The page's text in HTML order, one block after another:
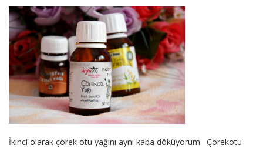
İkinci olarak çörek otu yağını aynı kaba döküyorum. Çörekotu